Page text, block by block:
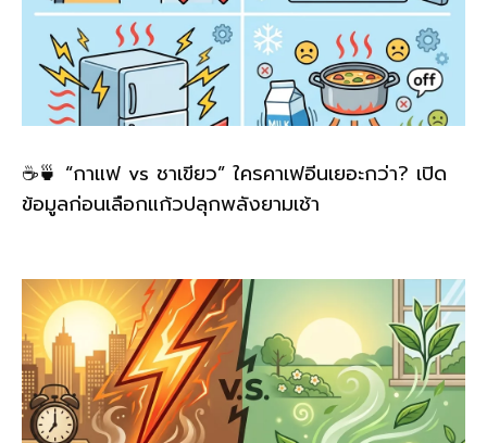
☕🍵 “กาแฟ vs ชาเขียว” ใครคาเฟอีนเยอะกว่า? เปิด
ข้อมูลก่อนเลือกแก้วปลุกพลังยามเช้า